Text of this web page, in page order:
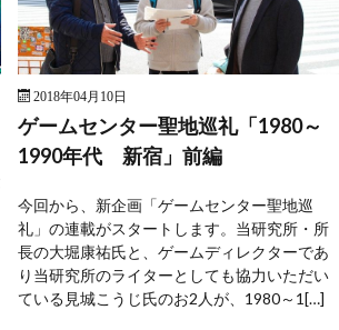
2018年04月10日
ゲームセンター聖地巡礼「1980～
1990年代 新宿」前編
今回から、新企画「ゲームセンター聖地巡
礼」の連載がスタートします。当研究所・所
長の大堀康祐氏と、ゲームディレクターであ
り当研究所のライターとしても協力いただい
ている見城こうじ氏のお2人が、1980～1[…]